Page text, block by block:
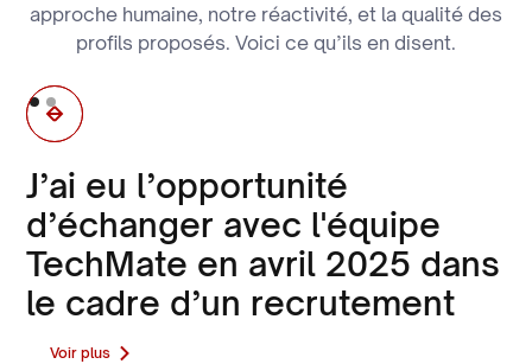
approche humaine, notre réactivité, et la qualité des
profils proposés. Voici ce qu’ils en disent.
J’ai eu l’opportunité
d’échanger avec l'équipe
TechMate en avril 2025 dans
le cadre d’un recrutement
pour un poste de Lead
Voir plus